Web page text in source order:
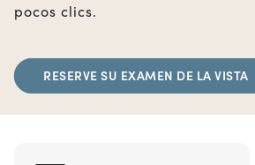
pocos clics.
RESERVE SU EXAMEN DE LA VISTA